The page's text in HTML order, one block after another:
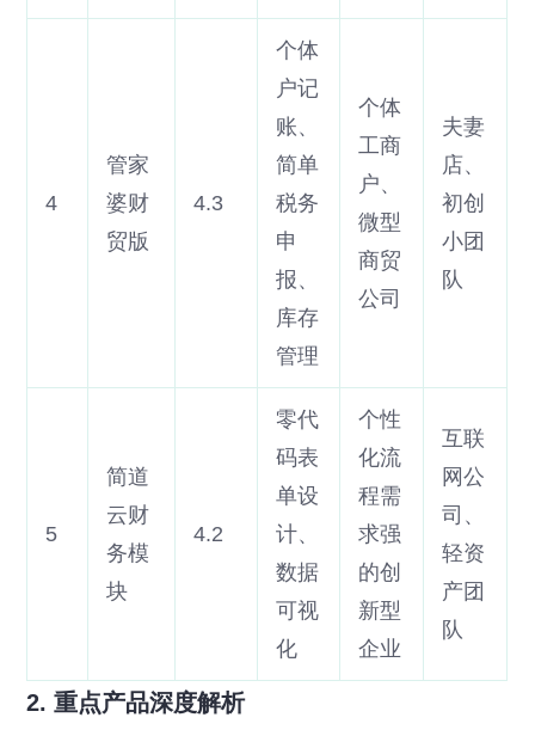
4
管家
婆财
贸版
4.3
个体
户记
账、
简单
税务
申
报、
库存
管理
个体
工商
户、
微型
商贸
公司
夫妻
店、
初创
小团
队
5
简道
云财
务模
块
4.2
零代
码表
单设
计、
数据
可视
化
个性
化流
程需
求强
的创
新型
企业
互联
网公
司、
轻资
产团
队
2. 重点产品深度解析